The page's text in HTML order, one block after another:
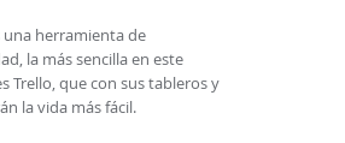
una herramienta de
la más sencilla en este
Trello, que con sus tableros y
la vida más fácil.